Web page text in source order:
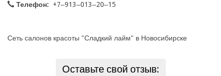
Телефон:
+7‒913‒013‒20‒15
Сеть салонов красоты "Сладкий лайм" в Новосибирске
Оставьте свой отзыв: